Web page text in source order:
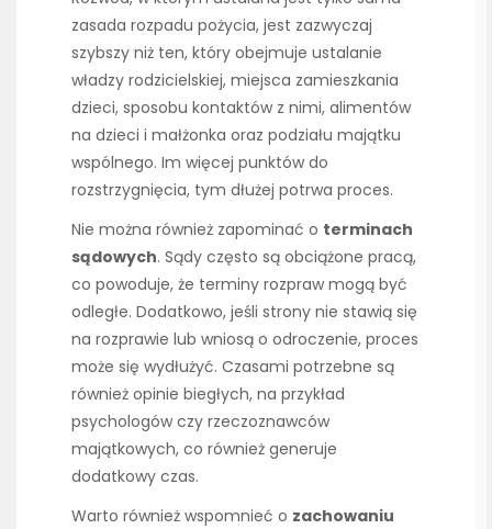
zasada rozpadu pożycia, jest zazwyczaj
szybszy niż ten, który obejmuje ustalanie
władzy rodzicielskiej, miejsca zamieszkania
dzieci, sposobu kontaktów z nimi, alimentów
na dzieci i małżonka oraz podziału majątku
wspólnego. Im więcej punktów do
rozstrzygnięcia, tym dłużej potrwa proces.
Nie można również zapominać o terminach
sądowych. Sądy często są obciążone pracą,
co powoduje, że terminy rozpraw mogą być
odległe. Dodatkowo, jeśli strony nie stawią się
na rozprawie lub wniosą o odroczenie, proces
może się wydłużyć. Czasami potrzebne są
również opinie biegłych, na przykład
psychologów czy rzeczoznawców
majątkowych, co również generuje
dodatkowy czas.
Warto również wspomnieć o zachowaniu